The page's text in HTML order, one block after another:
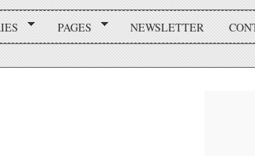
PAGES NEWSLETTER